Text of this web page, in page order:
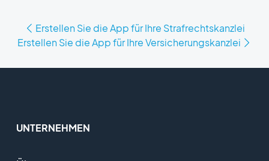
Erstellen Sie die App für Ihre Strafrechtskanzlei
Erstellen Sie die App für Ihre Versicherungskanzlei
UNTERNEHMEN